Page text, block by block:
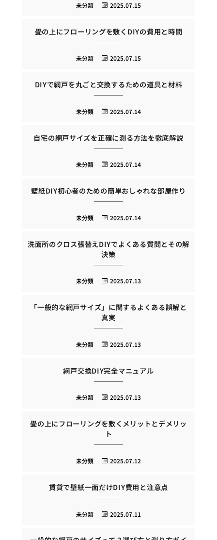
2025.07.15
未分類
畳の上にフローリングを敷くDIYの費用と時間
2025.07.15
未分類
DIYで網戸を丸ごと交換するための道具と材料
2025.07.14
未分類
自宅の網戸サイズを正確に測る方法を徹底解説
2025.07.14
未分類
壁紙DIY初心者のための簡単おしゃれな部屋作り
2025.07.14
未分類
洗面所のクロス張替えDIYでよくある質問とその解
決策
2025.07.13
未分類
「一般的な網戸サイズ」に関するよくある誤解と
真実
2025.07.13
未分類
網戸交換DIY完全マニュアル
2025.07.13
未分類
畳の上にフローリングを敷くメリットとデメリッ
ト
2025.07.12
未分類
賃貸で壁紙一面だけDIY費用と注意点
2025.07.11
未分類